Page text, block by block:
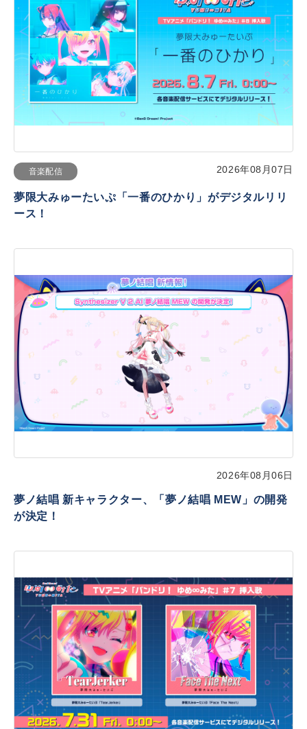
音楽配信 2026年08月07日
夢限大みゅーたいぷ「一番のひかり」がデジタルリリ
ース！
2026年08月06日
夢ノ結唱 新キャラクター、「夢ノ結唱 MEW」の開発
が決定！